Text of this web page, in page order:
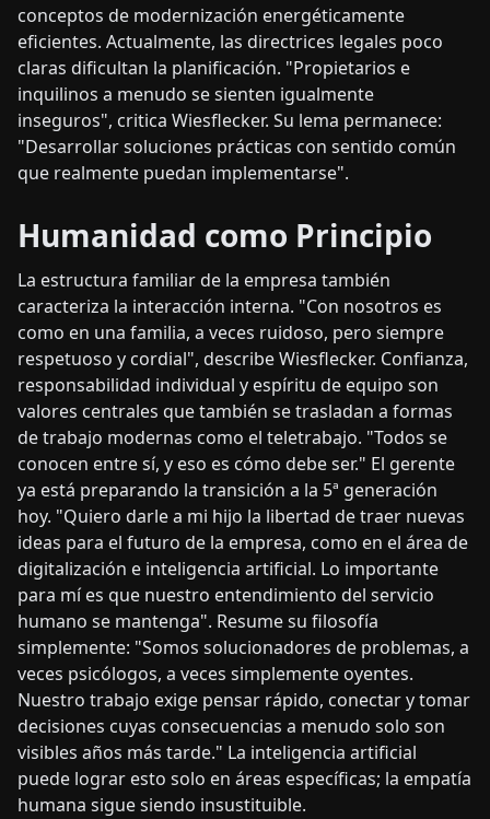
conceptos de modernización energéticamente
eficientes. Actualmente, las directrices legales poco
claras dificultan la planificación. "Propietarios e
inquilinos a menudo se sienten igualmente
inseguros", critica Wiesflecker. Su lema permanece:
"Desarrollar soluciones prácticas con sentido común
que realmente puedan implementarse".
Humanidad como Principio
La estructura familiar de la empresa también
caracteriza la interacción interna. "Con nosotros es
como en una familia, a veces ruidoso, pero siempre
respetuoso y cordial", describe Wiesflecker. Confianza,
responsabilidad individual y espíritu de equipo son
valores centrales que también se trasladan a formas
de trabajo modernas como el teletrabajo. "Todos se
conocen entre sí, y eso es cómo debe ser." El gerente
ya está preparando la transición a la 5ª generación
hoy. "Quiero darle a mi hijo la libertad de traer nuevas
ideas para el futuro de la empresa, como en el área de
digitalización e inteligencia artificial. Lo importante
para mí es que nuestro entendimiento del servicio
humano se mantenga". Resume su filosofía
simplemente: "Somos solucionadores de problemas, a
veces psicólogos, a veces simplemente oyentes.
Nuestro trabajo exige pensar rápido, conectar y tomar
decisiones cuyas consecuencias a menudo solo son
visibles años más tarde." La inteligencia artificial
puede lograr esto solo en áreas específicas; la empatía
humana sigue siendo insustituible.